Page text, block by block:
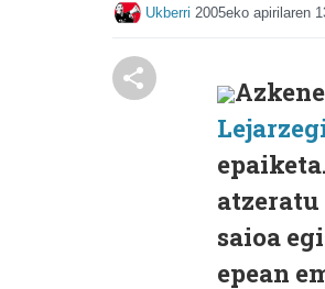
Ukberri 2005eko apirilaren
atzeratu
saioa
epean